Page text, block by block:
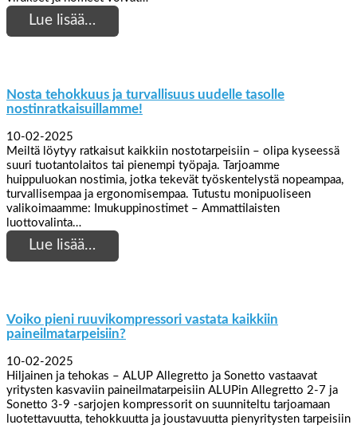
Lue lisää…
Nosta tehokkuus ja turvallisuus uudelle tasolle
nostinratkaisuillamme!
10-02-2025
Meiltä löytyy ratkaisut kaikkiin nostotarpeisiin – olipa kyseessä
suuri tuotantolaitos tai pienempi työpaja. Tarjoamme
huippuluokan nostimia, jotka tekevät työskentelystä nopeampaa,
turvallisempaa ja ergonomisempaa. Tutustu monipuoliseen
valikoimaamme: Imukuppinostimet – Ammattilaisten
luottovalinta…
Lue lisää…
Voiko pieni ruuvikompressori vastata kaikkiin
paineilmatarpeisiin?
10-02-2025
Hiljainen ja tehokas – ALUP Allegretto ja Sonetto vastaavat
yritysten kasvaviin paineilmatarpeisiin ALUPin Allegretto 2-7 ja
Sonetto 3-9 -sarjojen kompressorit on suunniteltu tarjoamaan
luotettavuutta, tehokkuutta ja joustavuutta pienyritysten tarpeisiin